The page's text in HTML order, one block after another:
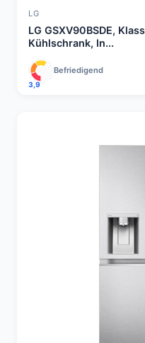
LG
LG GSXV90BSDE,
Kühlschrank, In...
3,9
Befriedigend